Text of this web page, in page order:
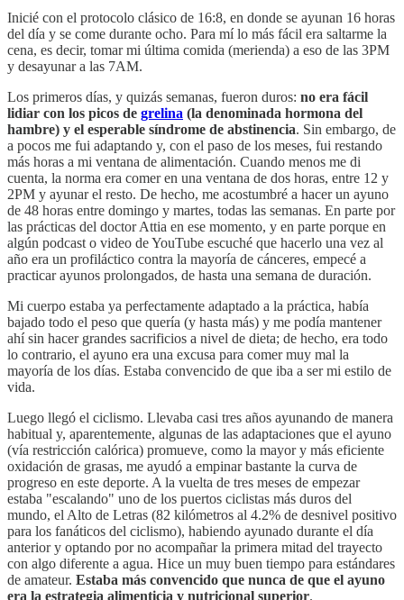
Inicié con el protocolo clásico de 16:8, en donde se ayunan 16 horas
del día y se come durante ocho. Para mí lo más fácil era saltarme la
cena, es decir, tomar mi última comida (merienda) a eso de las 3PM
y desayunar a las 7AM.
Los primeros días, y quizás semanas, fueron duros: no era fácil
lidiar con los picos de grelina (la denominada hormona del
hambre) y el esperable síndrome de abstinencia. Sin embargo, de
a pocos me fui adaptando y, con el paso de los meses, fui restando
más horas a mi ventana de alimentación. Cuando menos me di
cuenta, la norma era comer en una ventana de dos horas, entre 12 y
2PM y ayunar el resto. De hecho, me acostumbré a hacer un ayuno
de 48 horas entre domingo y martes, todas las semanas. En parte por
las prácticas del doctor Attia en ese momento, y en parte porque en
algún podcast o video de YouTube escuché que hacerlo una vez al
año era un profiláctico contra la mayoría de cánceres, empecé a
practicar ayunos prolongados, de hasta una semana de duración.
Mi cuerpo estaba ya perfectamente adaptado a la práctica, había
bajado todo el peso que quería (y hasta más) y me podía mantener
ahí sin hacer grandes sacrificios a nivel de dieta; de hecho, era todo
lo contrario, el ayuno era una excusa para comer muy mal la
mayoría de los días. Estaba convencido de que iba a ser mi estilo de
vida.
Luego llegó el ciclismo. Llevaba casi tres años ayunando de manera
habitual y, aparentemente, algunas de las adaptaciones que el ayuno
(vía restricción calórica) promueve, como la mayor y más eficiente
oxidación de grasas, me ayudó a empinar bastante la curva de
progreso en este deporte. A la vuelta de tres meses de empezar
estaba "escalando" uno de los puertos ciclistas más duros del
mundo, el Alto de Letras (82 kilómetros al 4.2% de desnivel positivo
para los fanáticos del ciclismo), habiendo ayunado durante el día
anterior y optando por no acompañar la primera mitad del trayecto
con algo diferente a agua. Hice un muy buen tiempo para estándares
de amateur. Estaba más convencido que nunca de que el ayuno
era la estrategia alimenticia y nutricional superior.